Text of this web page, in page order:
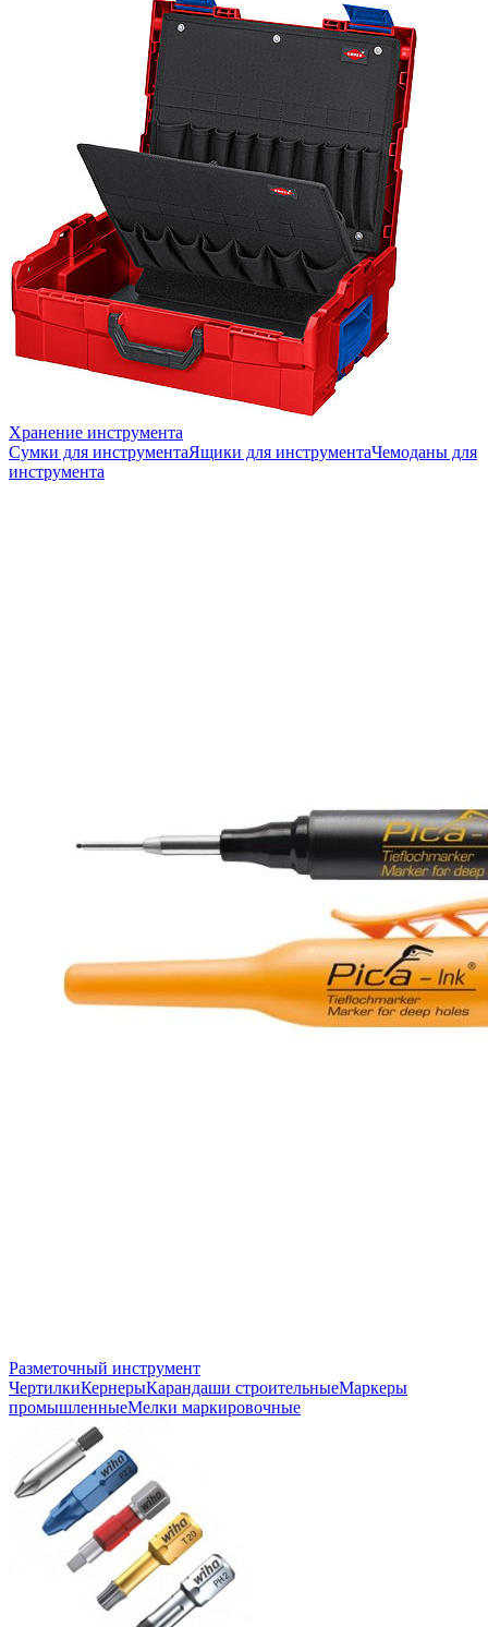
Хранение инструмента
Сумки для инструментаЯщики для инструментаЧемоданы для
инструмента
Разметочный инструмент
ЧертилкиКернерыКарандаши строительныеМаркеры
промышленныеМелки маркировочные